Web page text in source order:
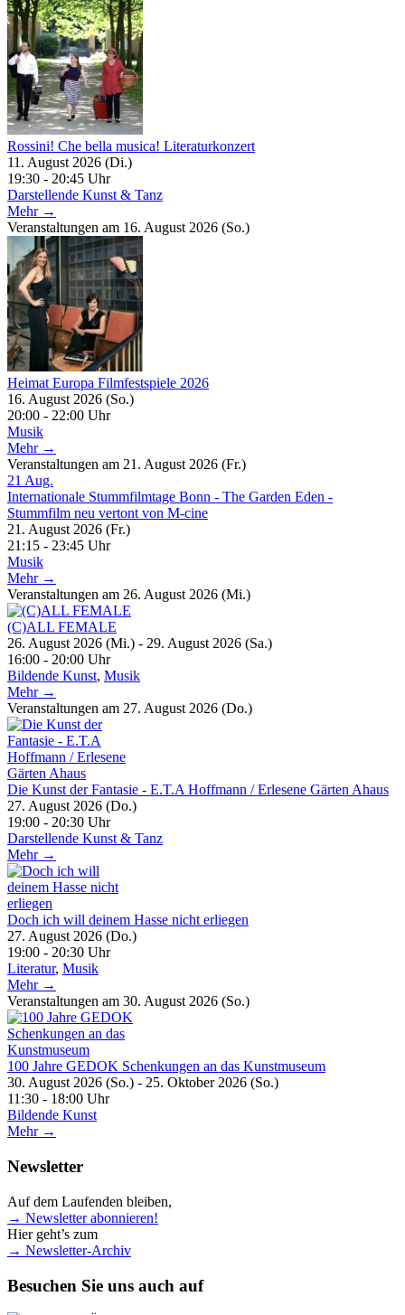
Rossini! Che bella musica! Literaturkonzert
11. August 2026 (Di.)
19:30 - 20:45 Uhr
Darstellende Kunst & Tanz
Mehr →
Veranstaltungen am 16. August 2026 (So.)
Heimat Europa Filmfestspiele 2026
16. August 2026 (So.)
20:00 - 22:00 Uhr
Musik
Mehr →
Veranstaltungen am 21. August 2026 (Fr.)
21 Aug.
Internationale Stummfilmtage Bonn - The Garden Eden -
Stummfilm neu vertont von M-cine
21. August 2026 (Fr.)
21:15 - 23:45 Uhr
Musik
Mehr →
Veranstaltungen am 26. August 2026 (Mi.)
(C)ALL FEMALE
26. August 2026 (Mi.) - 29. August 2026 (Sa.)
16:00 - 20:00 Uhr
Bildende Kunst, Musik
Mehr →
Veranstaltungen am 27. August 2026 (Do.)
Die Kunst der Fantasie - E.T.A Hoffmann / Erlesene Gärten Ahaus
27. August 2026 (Do.)
19:00 - 20:30 Uhr
Darstellende Kunst & Tanz
Mehr →
Doch ich will deinem Hasse nicht erliegen
27. August 2026 (Do.)
19:00 - 20:30 Uhr
Literatur, Musik
Mehr →
Veranstaltungen am 30. August 2026 (So.)
100 Jahre GEDOK Schenkungen an das Kunstmuseum
30. August 2026 (So.) - 25. Oktober 2026 (So.)
11:30 - 18:00 Uhr
Bildende Kunst
Mehr →
Newsletter
Auf dem Laufenden bleiben,
→ Newsletter abonnieren!
Hier geht’s zum
→ Newsletter-Archiv
Besuchen Sie uns auch auf